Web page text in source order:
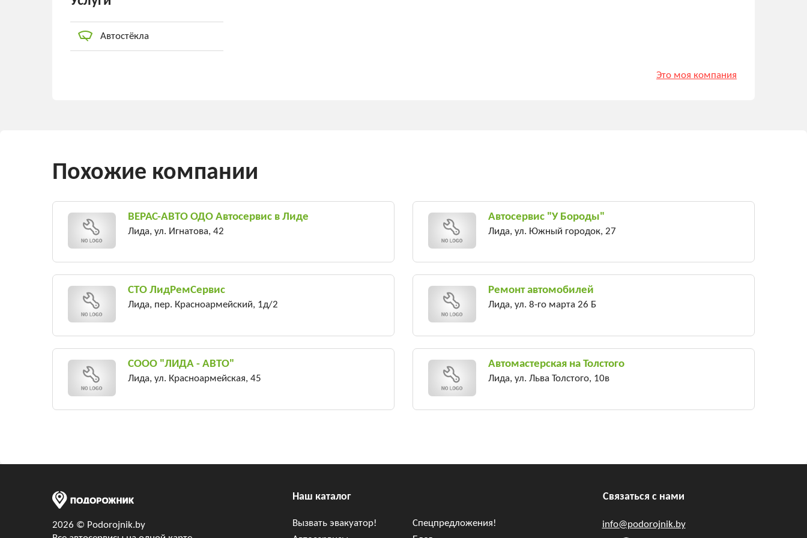
Автостёкла
Это моя компания
Похожие компании
ВЕРАС-АВТО ОДО Автосервис в Лиде
Лида, ул. Игнатова, 42
Автосервис "У Бороды"
Лида, ул. Южный городок, 27
СТО ЛидРемСервис
Лида, пер. Красноармейский, 1д/2
Ремонт автомобилей
Лида, ул. 8-го марта 26 Б
СООО "ЛИДА - АВТО"
Лида, ул. Красноармейская, 45
Автомастерская на Толстого
Лида, ул. Льва Толстого, 10в
2026 © Podorojnik.by
Наш каталог
Вызвать эвакуатор!
Спецпредложения!
Связаться с нами
info@podorojnik.by